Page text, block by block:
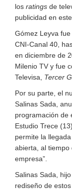
los ratings de
publicidad en
Gómez Leyva
CNI-Canal 40,
en diciembre de
Milenio TV y fue
Televisa, Tercer
Por su parte, el
Salinas Sada,
programación de
Estudio Trece
permite la
abierta, al tiempo
empresa”.
Salinas Sada,
rediseño de